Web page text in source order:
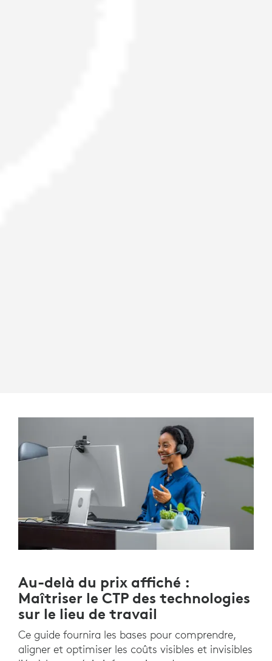
Au-delà du prix affiché :
Maîtriser le CTP des technologies
sur le lieu de travail
Ce guide fournira les bases pour comprendre,
aligner et optimiser les coûts visibles et invisibles